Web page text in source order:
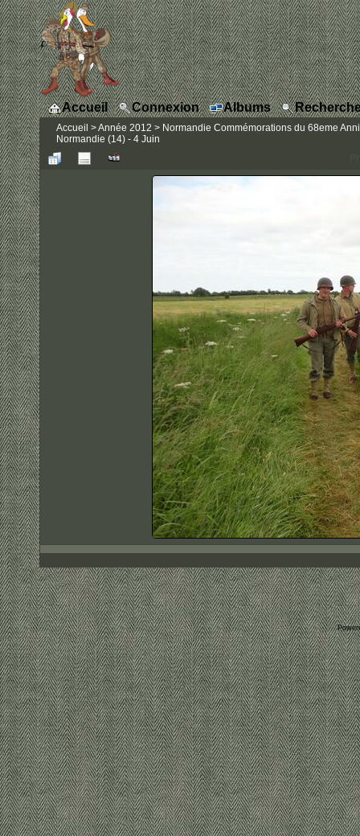
Accueil Connexion Albums
Accueil >Année 2012 > Normandie Commémorations du 68eme
Normandie (14) - 4 Juin